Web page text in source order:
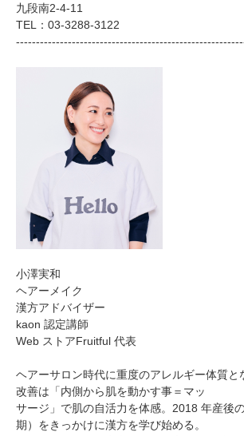
九段南2-4-11
TEL：03-3288-3122
小澤実和
ヘアーメイク
漢方アドバイザー
kaon 認定講師
Web ストアFruitful 代表
ヘアーサロン時代に重度のアレルギー体質と
改善は「内側から肌を動かす事＝マッ
サージ」で肌の自活力を体感。2018 年産後
期）をきっかけに漢方を学び始める。